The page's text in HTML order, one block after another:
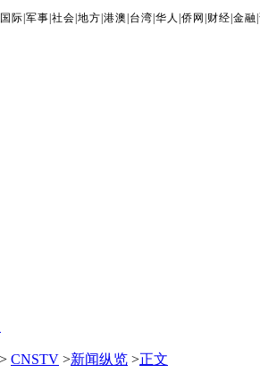
国际 |军事 |社会 |地方 |港澳 台湾 |华人 |侨网 财经 |金融 |
> CNSTV >新闻纵览 >正文